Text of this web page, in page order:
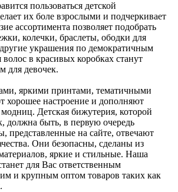
пользоваться детской
их боле взрослыми и подчеркивает
ассортимента позволяет подобрать
колечки, браслеты, ободки для
украшения по демократичным
в красивых коробках станут
для девочек.
яркими принтами, тематичными
хорошее настроение и дополняют
Детская бижутерия, которой
должна быть, в первую очередь
представленные на сайте, отвечают
Они безопасны, сделаны из
яркие и стильные. Наша
для Вас ответственным
и крупным оптом товаров таких как